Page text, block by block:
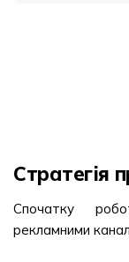
Стратегія
Спочатку
рекламними